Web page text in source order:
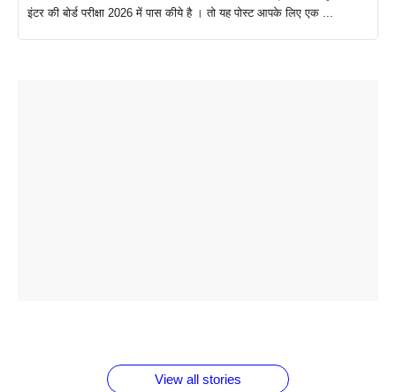
इंटर की बोर्ड परीक्षा 2026 में पास कीये है । तो यह पोस्ट आपके लिए एक ...
View all stories